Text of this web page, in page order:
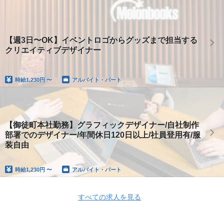
【週3日〜OK】イベントロゴからグッズまで担当する
クリエイティブデザイナー
時給1,230円 〜 アルバイト・パート
【御徒町本社勤務】グラフィックデザイナー/自社制作
部署でのデザイナー/年間休日120日以上/社員登用有/服
装自由
時給1,230円 〜 アルバイト・パート
すべての求人を見る